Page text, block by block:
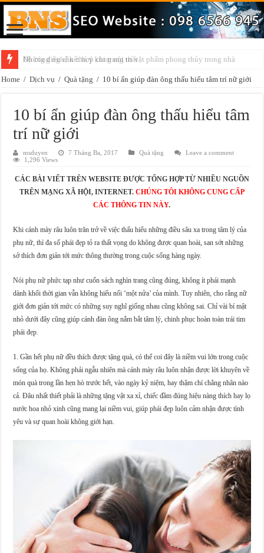
Đồ công nghệ kết hợp cùng nội thất
Home / Dịch vụ / Quà tặng / 10 bí ẩn giúp đàn ông thấu hiểu tâm trí nữ giới
10 bí ẩn giúp đàn ông thấu hiểu tâm
trí nữ giới
msduyen 7 Tháng Ba, 2017 Quà tặng
Leave a comment
1,296 Views
CÁC BÀI VIẾT TRÊN WEBSITE ĐƯỢC TỔNG HỢP TỪ NHIỀU NGUỒN
TRÊN MẠNG XÃ HỘI, INTERNET. CHÚNG TÔI KHÔNG CUNG CẤP
CÁC THÔNG TIN NÀY.
Khi cánh mày râu luôn trăn trở về việc thấu hiểu những điều sâu xa trong tâm lý của
phụ nữ, thì đa số phái đẹp tỏ ra thất vọng do không được quan hoài, san sớt những
sở thích đơn giản tới mức thông thường trong cuộc sống hàng ngày.
Nói phụ nữ phức tạp như cuốn sách nghìn trang cũng đúng, không ít phái mạnh
dành khối thời gian vẫn không hiểu nổi ‘một nửa’ của mình. Tuy nhiên, cho rằng nữ
giới đơn giản tới mức có những suy nghĩ giống nhau cũng không sai. Chỉ vài bí mật
nhỏ dưới đây cũng giúp cánh đàn ông nắm bắt tâm lý, chinh phục hoàn toàn trái tim
phái đẹp.
1. Gần hết phụ nữ đều thích được tặng quà, có thể coi đây là niềm vui lớn trong cuộc
sống của họ. Không phải ngẫu nhiên mà cánh mày râu luôn nhận được lời khuyên về
món quà trong lần hẹn hò trước hết, vào ngày kỷ niệm, hay thậm chí chẳng nhân nào
cả. Đâu nhất thiết phải là những tặng vật xa xỉ, chiếc đầm đúng hiệu nàng thích hay lọ
nước hoa nhỏ xinh cũng mang lại niềm vui, giúp phái đẹp luôn cảm nhận được tình
yêu và sự quan hoài không giới hạn.